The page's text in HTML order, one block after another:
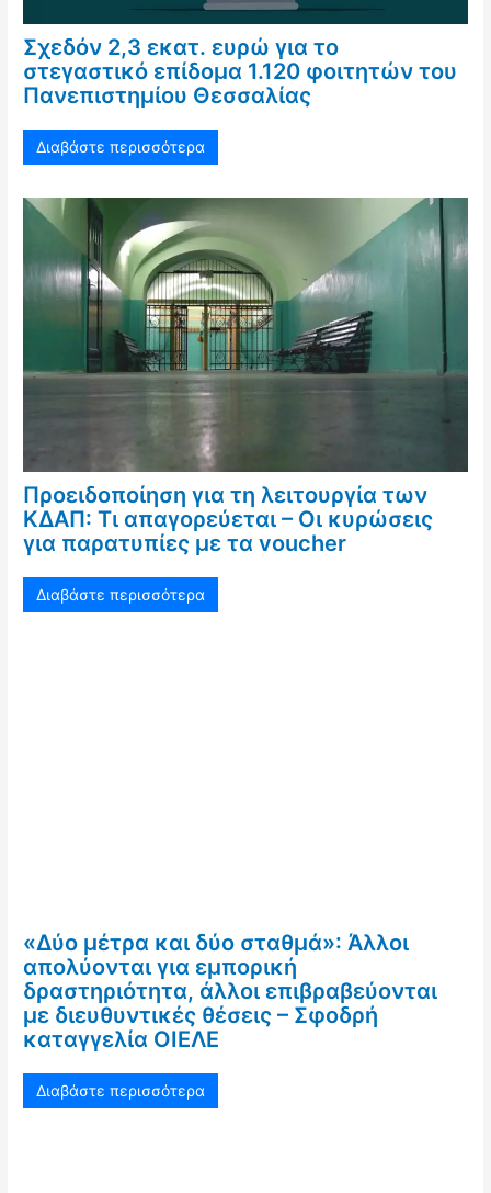
Σχεδόν 2,3 εκατ. ευρώ για το
στεγαστικό επίδομα 1.120 φοιτητών του
Πανεπιστημίου Θεσσαλίας
Διαβάστε περισσότερα
Προειδοποίηση για τη λειτουργία των
ΚΔΑΠ: Τι απαγορεύεται – Οι κυρώσεις
για παρατυπίες με τα voucher
Διαβάστε περισσότερα
«Δύο μέτρα και δύο σταθμά»: Άλλοι
απολύονται για εμπορική
δραστηριότητα, άλλοι επιβραβεύονται
με διευθυντικές θέσεις – Σφοδρή
καταγγελία ΟΙΕΛΕ
Διαβάστε περισσότερα